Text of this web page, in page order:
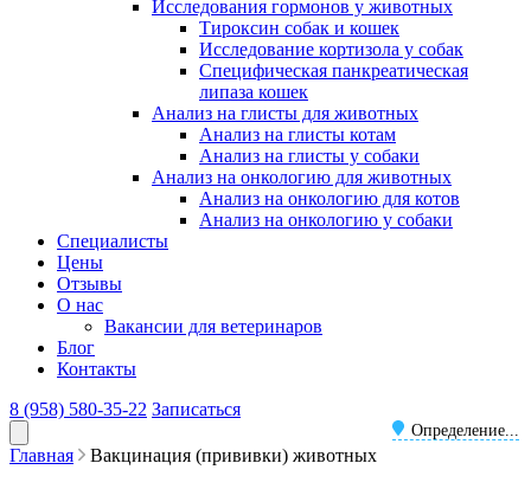
Исследования гормонов у животных
Тироксин собак и кошек
Исследование кортизола у собак
Специфическая панкреатическая
липаза кошек
Анализ на глисты для животных
Анализ на глисты котам
Анализ на глисты у собаки
Анализ на онкологию для животных
Анализ на онкологию для котов
Анализ на онкологию у собаки
Специалисты
Цены
Отзывы
О нас
Вакансии для ветеринаров
Блог
Контакты
8 (958) 580-35-22
Определение...
Записаться
Главная Вакцинация (прививки) животных